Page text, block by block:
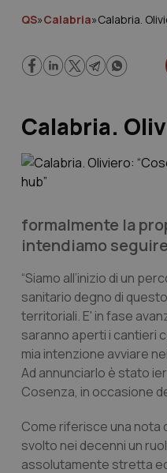
QS»Calabria»Calabria.
Calabria.
formalmente la
intendiamo
“Siamo all’inizio di un
sanitario degno di
territoriali. E' in fase
saranno aperti i cantieri
mia intenzione avviare
Ad annunciarlo è stato
Cosenza, in occasione
Come riferisce una nota
svolto nei decenni un
assolutamente stretta